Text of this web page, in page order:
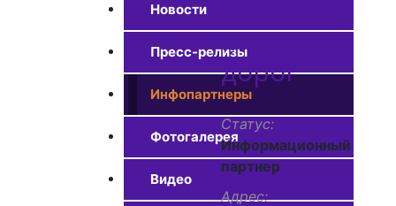
Новости
Пресс-релизы
Инфопартнеры
Фотогалерея
Видео
Мир
дорог
Статус
Информационный
партнер
Адрес